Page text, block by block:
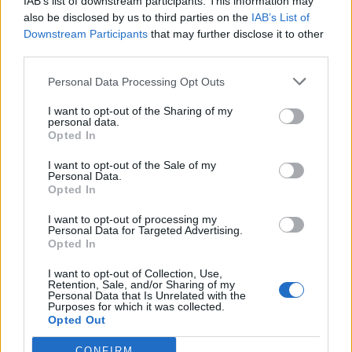
also be disclosed by us to third parties on the IAB’s List of
Downstream Participants that may further disclose it to other
Personal Data Processing Opt Outs
I want to opt-out of the Sharing of my
personal data.
Opted In
I want to opt-out of the Sale of my
Personal Data.
Opted In
I want to opt-out of processing my
Personal Data for Targeted Advertising.
Opted In
I want to opt-out of Collection, Use,
Retention, Sale, and/or Sharing of my
Personal Data that Is Unrelated with the
Purposes for which it was collected.
Opted Out
17 Raffaele Picciau Uta Calcio 2020 9
Marco Sanna Calcio Pirri